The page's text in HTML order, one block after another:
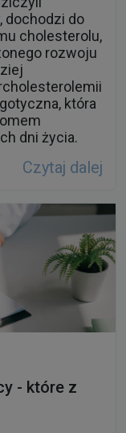
rozwoju
która
dni życia.
Czytaj dalej
- które z
pada z
pacjenta.